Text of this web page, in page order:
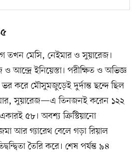
তখন মেসি, নেইমার ও সুয়ারেজ।
ও আন্দ্রে ইনিয়েস্তা। পরীক্ষিত ও অভিজ্ঞ
করে মৌসুমজুড়েই দুর্দান্ত ছন্দে ছিল
সুয়ারেজ—এ তিনজনই করেন ১২২
৫৮। অবশ্য ক্রিস্টিয়ানো
আর গ্যারেথ বেলে গড়া রিয়াল
তৈরি করে। শেষ পর্যন্ত ৯৪